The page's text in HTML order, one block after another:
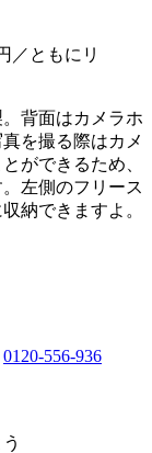
背面はカメラホ
を撮る際はカメ
ができるため、
左側のフリース
納できますよ。
0120-556-936